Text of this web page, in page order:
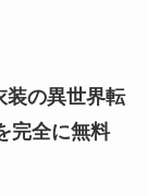
装の異世界転
完全に無料